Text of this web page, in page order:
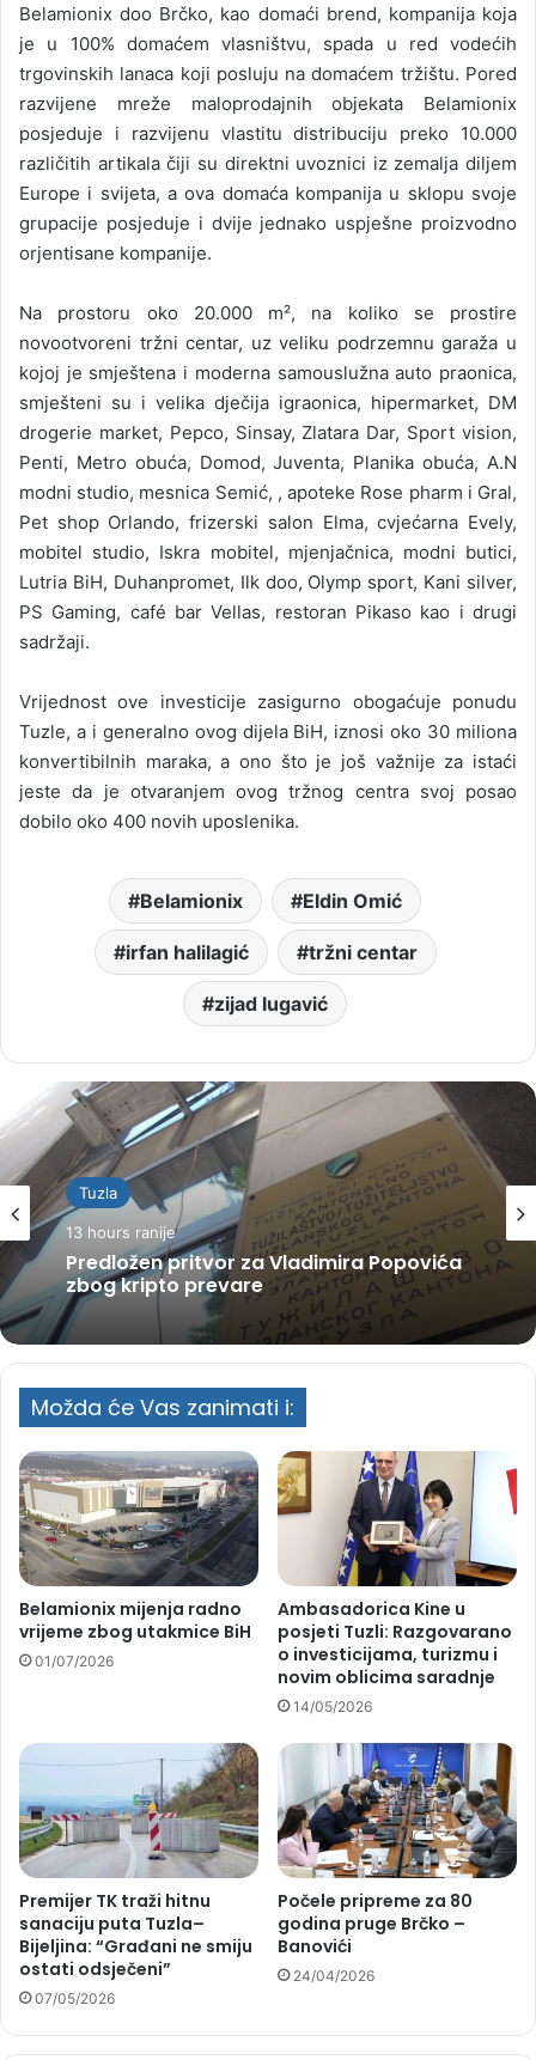
Belamionix doo Brčko, kao domaći brend, kompanija koja
je u 100% domaćem vlasništvu, spada u red vodećih
trgovinskih lanaca koji posluju na domaćem tržištu. Pored
razvijene mreže maloprodajnih objekata Belamionix
posjeduje i razvijenu vlastitu distribuciju preko 10.000
različitih artikala čiji su direktni uvoznici iz zemalja diljem
Europe i svijeta, a ova domaća kompanija u sklopu svoje
grupacije posjeduje i dvije jednako uspješne proizvodno
orjentisane kompanije.
Na prostoru oko 20.000 m², na koliko se prostire
novootvoreni tržni centar, uz veliku podrzemnu garaža u
kojoj je smještena i moderna samouslužna auto praonica,
smješteni su i velika dječija igraonica, hipermarket, DM
drogerie market, Pepco, Sinsay, Zlatara Dar, Sport vision,
Penti, Metro obuća, Domod, Juventa, Planika obuća, A.N
modni studio, mesnica Semić, , apoteke Rose pharm i Gral,
Pet shop Orlando, frizerski salon Elma, cvjećarna Evely,
mobitel studio, Iskra mobitel, mjenjačnica, modni butici,
Lutria BiH, Duhanpromet, Ilk doo, Olymp sport, Kani silver,
PS Gaming, café bar Vellas, restoran Pikaso kao i drugi
sadržaji.
Vrijednost ove investicije zasigurno obogaćuje ponudu
Tuzle, a i generalno ovog dijela BiH, iznosi oko 30 miliona
konvertibilnih maraka, a ono što je još važnije za istaći
jeste da je otvaranjem ovog tržnog centra svoj posao
dobilo oko 400 novih uposlenika.
Belamionix Eldin Omić
irfan halilagić tržni centar
zijad lugavić
Tuzla
13 hours ranije
Predložen pritvor za Vladimira Popovića
zbog kripto prevare
Možda će Vas zanimati i:
Belamionix mijenja radno
vrijeme zbog utakmice BiH
01/07/2026
Ambasadorica Kine u
posjeti Tuzli: Razgovarano
o investicijama, turizmu i
novim oblicima saradnje
14/05/2026
Premijer TK traži hitnu
sanaciju puta Tuzla–
Bijeljina: “Građani ne smiju
ostati odsječeni”
07/05/2026
Počele pripreme za 80
godina pruge Brčko –
Banovići
24/04/2026